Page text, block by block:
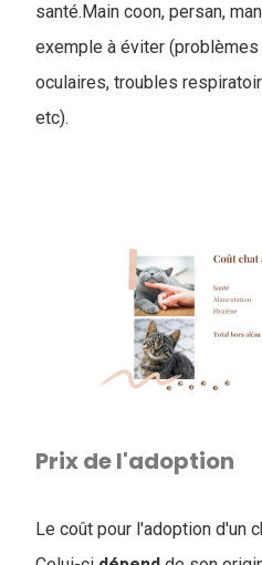
santé.Main coon, persan,
exemple à éviter
oculaires, troubles
etc).
Prix de l'adoption
Le coût pour l'adoption d'un